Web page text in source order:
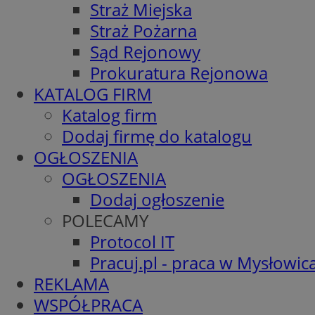
Straż Miejska
Straż Pożarna
Sąd Rejonowy
Prokuratura Rejonowa
KATALOG FIRM
Katalog firm
Dodaj firmę do katalogu
OGŁOSZENIA
OGŁOSZENIA
Dodaj ogłoszenie
POLECAMY
Protocol IT
Pracuj.pl - praca w
REKLAMA
WSPÓŁPRACA